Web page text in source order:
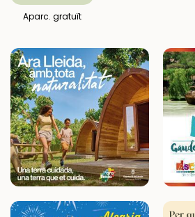
Aparc. gratuït